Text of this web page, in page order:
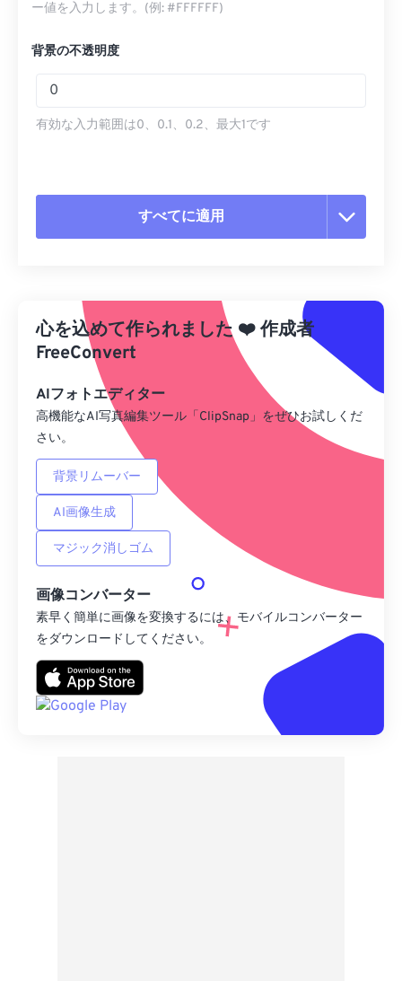
ー値を入力します。(例: #FFFFFF)
背景の不透明度
有効な入力範囲は0、0.1、0.2、最大1です
すべてに適用
プリセットから適用
プリセットとして保存
心を込めて作られました ❤️作成者
FreeConvert
AIフォトエディター
高機能なAI写真編集ツール「ClipSnap」をぜひお試しくだ
さい。
背景リムーバー
AI画像生成
マジック消しゴム
画像コンバーター
素早く簡単に画像を変換するには、モバイルコンバーター
をダウンロードしてください。